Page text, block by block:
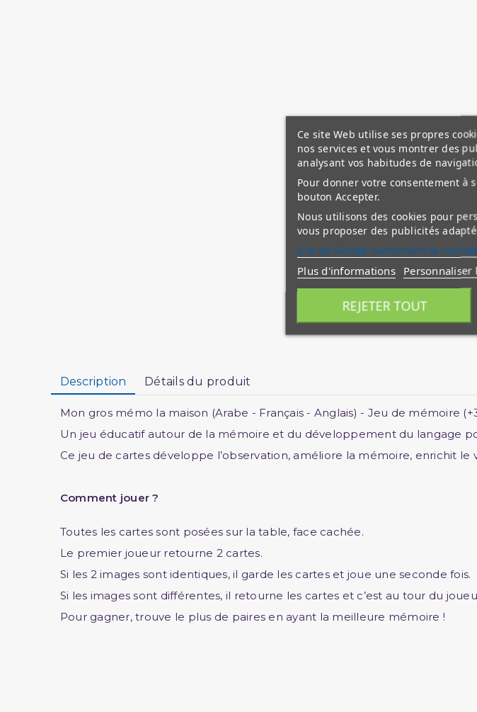
Description Détails du produit
Mon gros mémo la maison (Arabe - Français - Anglais) - Jeu de mémoire
Un jeu éducatif autour de la mémoire et du développement du langage
Ce jeu de cartes développe l’observation, améliore la mémoire, enrichit
Comment jouer ?
Toutes les cartes sont posées sur la table, face cachée.
Le premier joueur retourne 2 cartes.
Si les 2 images sont identiques, il garde les cartes et joue une seconde fois.
Si les images sont différentes, il retourne les cartes et c’est au tour du
Pour gagner,trouve le plus de paires en ayant la meilleure mémoire !
Ce site Web utilise ses propres
nos services et vous montrer des
analysant vos habitudes de
Pour donner votre consentement à
bouton Accepter.
Nous utilisons des cookies pour
vous proposer des publicités
site de Google concernant la
Plus d'informations Personnaliser
REJETER TOUT